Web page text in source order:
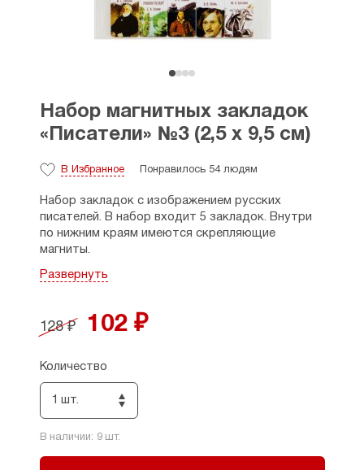
Набор магнитных закладок
«Писатели» №3 (2,5 х 9,5 см)
В Избранное Понравилось 54 людям
Набор закладок с изображением русских
писателей. В набор входит 5 закладок. Внутри
по нижним краям имеются скрепляющие
магниты.
Размер закладки в сложенном виде — 2,5 х 9,5
Страна производитель: Россия.
Развернуть
128 ₽ 102 ₽
Количество
1 шт.
В наличии: 9шт.